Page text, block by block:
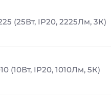
(25Вт, IP20, 2225Лм, 3К)
(10Вт, IP20, 1010Лм, 5К)